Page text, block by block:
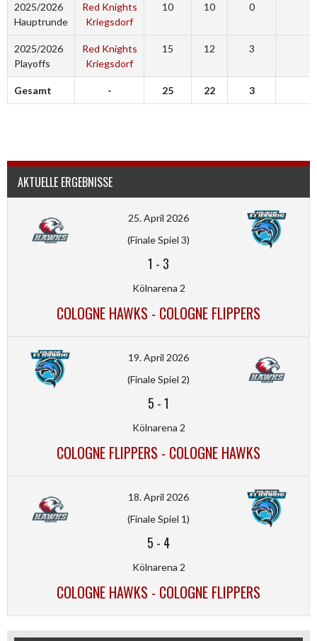
2025/2026
Hauptrunde
Red Knights
Kriegsdorf
10 10 0
2025/2026
Playoffs
Red Knights
Kriegsdorf
15 12 3
Gesamt - 25 22 3
AKTUELLE ERGEBNISSE
25. April 2026
(Finale Spiel 3)
1 - 3
Kölnarena 2
COLOGNE HAWKS - COLOGNE FLIPPERS
19. April 2026
(Finale Spiel 2)
5 -1
Kölnarena 2
COLOGNE FLIPPERS - COLOGNE HAWKS
18. April 2026
(Finale Spiel 1)
5 - 4
Kölnarena 2
COLOGNE HAWKS - COLOGNE FLIPPERS